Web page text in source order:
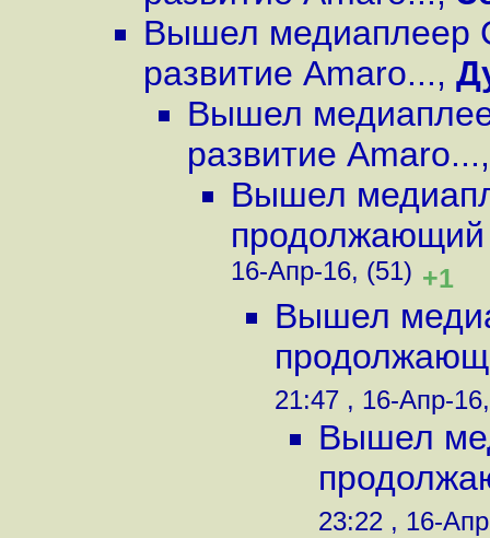
Вышел медиаплеер
развитие Amaro...,
Вышел
развитие Amaro...
Вышел
продолжающий
16-Апр-16, (51) +1
Вышел
21:47 , 16-Апр-
Вышел
23:22 , 16-